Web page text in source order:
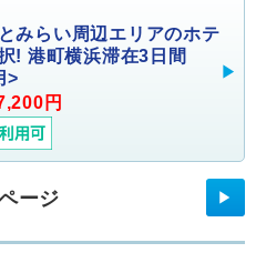
みらい周辺エリアのホテ
! 港町横浜滞在3日間
>
円
ージ ▶